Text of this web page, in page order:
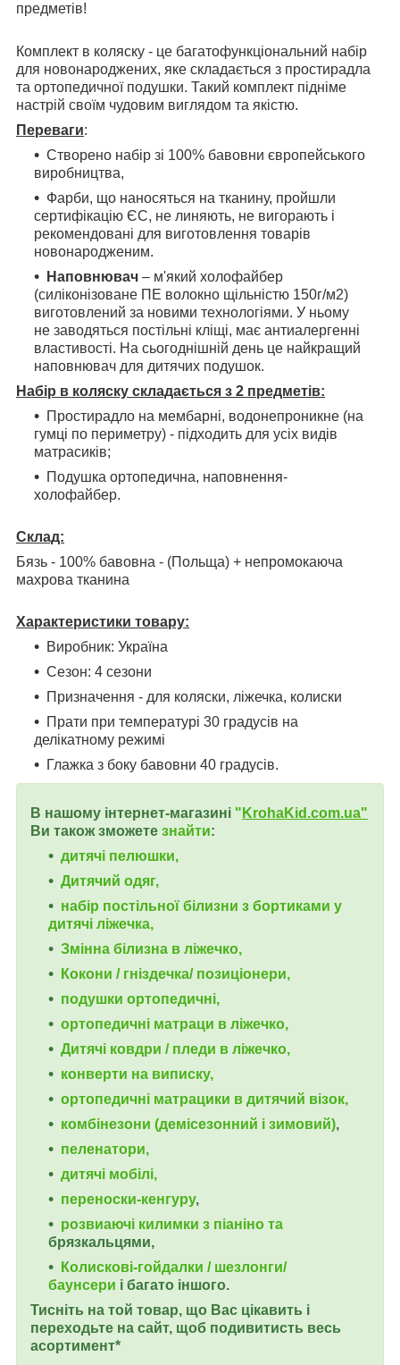
предметів!
Комплект в коляску - це багатофункціональний набір
для новонароджених, яке складається з простирадла
та ортопедичної подушки. Такий комплект підніме
настрій своїм чудовим виглядом та якістю.
Переваги:
Створено набір зі 100% бавовни європейського
виробництва,
Фарби, що наносяться на тканину, пройшли
сертифікацію ЄС, не линяють, не вигорають і
рекомендовані для виготовлення товарів
новонародженим.
Наповнювач – м'який холофайбер
(силіконізоване ПЕ волокно щільністю 150г/м2)
виготовлений за новими технологіями. У ньому
не заводяться постільні кліщі, має антиалергенні
властивості. На сьогоднішній день це найкращий
наповнювач для дитячих подушок.
Набір в коляску складається з 2 предметів:
Простирадло на мембарні, водонепроникне (на
гумці по периметру) - підходить для усіх видів
матрасиків;
Подушка ортопедична, наповнення-
холофайбер.
Склад:
Бязь - 100% бавовна - (Польща) + непромокаюча
махрова тканина
Характеристики товару:
Виробник: Україна
Сезон: 4 сезони
Призначення - для коляски, ліжечка, колиски
Прати при температурі 30 градусів на
делікатному режимі
Глажка з боку бавовни 40 градусів.
В нашому інтернет-магазині " KrohaKid.com.ua"
Ви також зможете знайти:
дитячі пелюшки,
Дитячий одяг,
набір постільної білизни з бортиками у
дитячі ліжечка,
Змінна білизна в ліжечко,
Кокони / гніздечка/ позиціонери,
подушки ортопедичні,
ортопедичні матраци в ліжечко,
Дитячі ковдри / пледи в ліжечко,
конверти на виписку,
ортопедичні матрацики в дитячий візок,
комбінезони (демісезонний і зимовий),
пеленатори,
дитячі мобілі,
переноски-кенгуру,
розвиаючі килимки з піаніно та
брязкальцями,
Колискові-гойдалки / шезлонги/
баунсери і багато іншого.
Тисніть на той товар, що Вас цікавить і
переходьте на сайт, щоб подивитисть весь
асортимент*